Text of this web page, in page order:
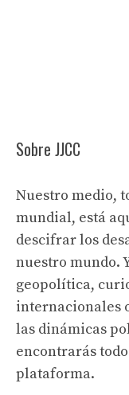
Sobre JJCC
Nuestro medio,
mundial, está
descifrar los
nuestro mundo.
geopolítica,
internacionales
las dinámicas
encontrarás
plataforma.